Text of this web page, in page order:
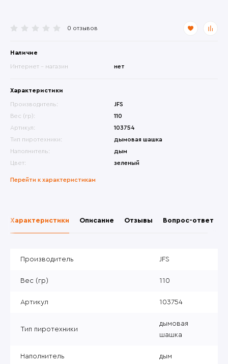
0 отзывов
Наличие
Интернет - магазин нет
Характеристики
Производитель:
JFS
Вес (гр):
110
Артикул:
103754
Тип пиротехники:
дымовая шашка
Наполнитель:
дым
Цвет:
зеленый
Перейти к характеристикам
Характеристики Описание Отзывы Вопрос-ответ
Производитель JFS
Вес (гр) 110
Артикул 103754
Тип пиротехники
дымовая
шашка
Наполнитель дым